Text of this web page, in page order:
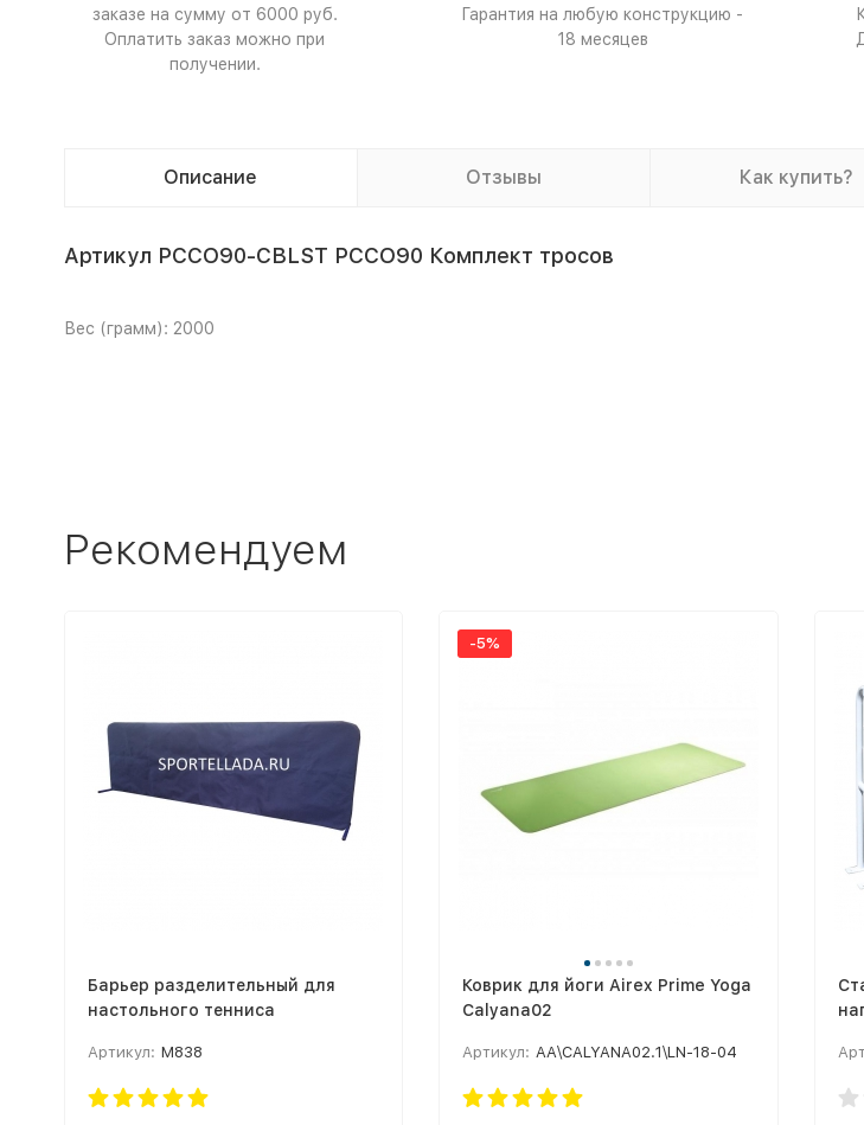
заказе на сумму от 6000 руб.
Оплатить заказ можно при
получении.
Гарантия на любую конструкцию -
18 месяцев
Описание Отзывы Как купить?
Артикул PCCO90-CBLST PCCO90 Комплект тросов
Вес (грамм): 2000
Рекомендуем
Барьер разделительный для
настольного тенниса
Артикул: М838
-5%
Коврик для йоги Airex Prime Yoga
Calyana02
Артикул: AA\CALYANA02.1\LN-18-04